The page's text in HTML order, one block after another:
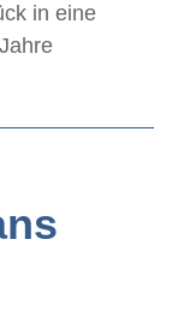
in eine